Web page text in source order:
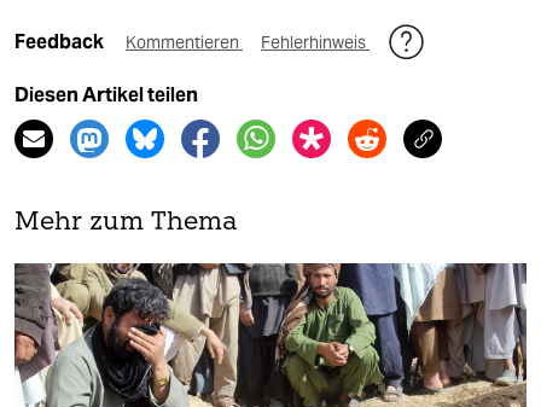
Feedback Kommentieren Fehlerhinweis
Diesen Artikel teilen
Mehr zum Thema